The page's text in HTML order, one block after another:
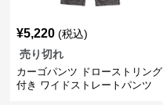
¥5,220 (税込)
売り切れ
カーゴパンツ ドローストリング
付き ワイドストレートパンツ